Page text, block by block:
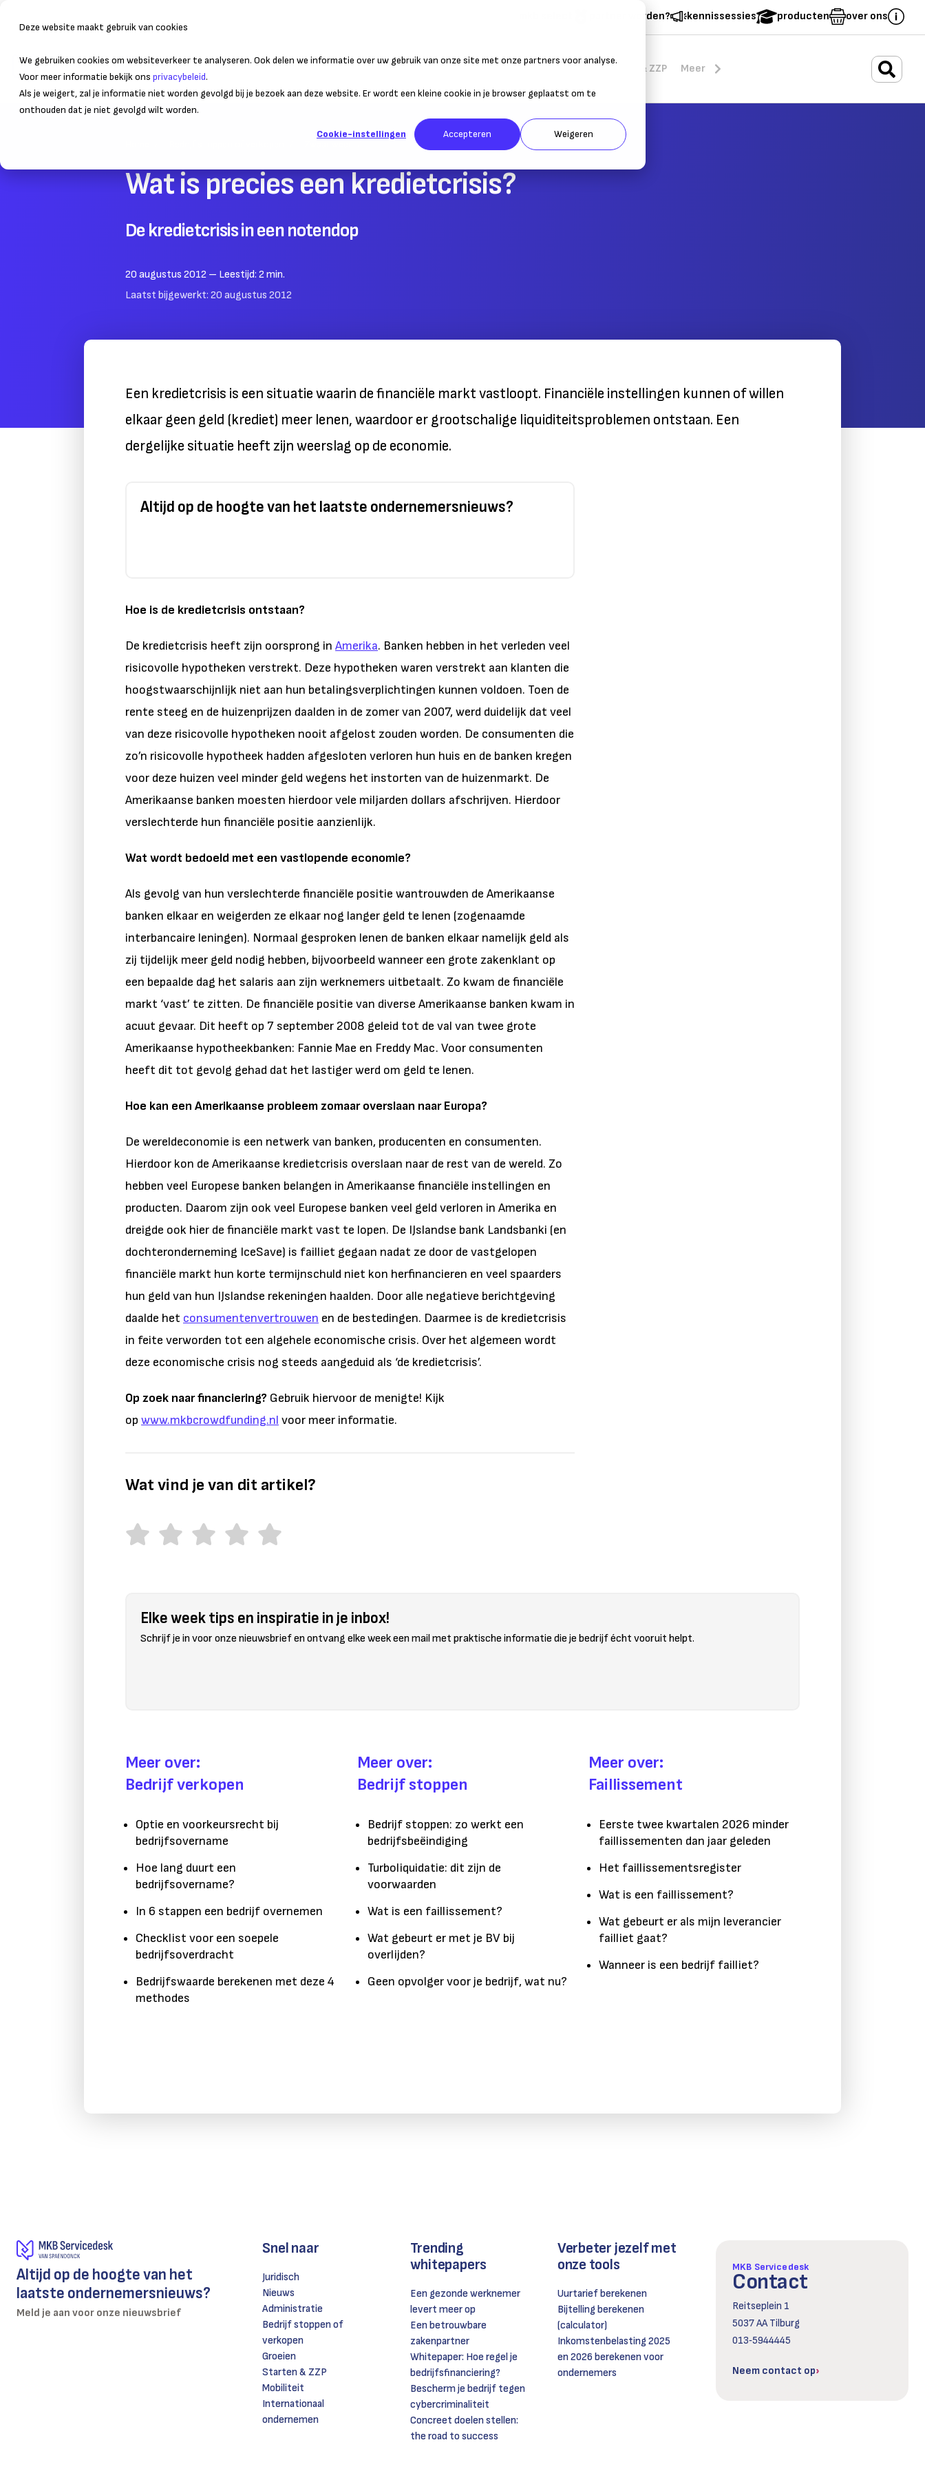
Deze website maakt gebruik van cookies
We gebruiken cookies om websiteverkeer te analyseren. Ook delen we informatie over uw gebruik van onze site met onze partners voor analyse.
Voor meer informatie bekijk ons privacybeleid.
Als je weigert, zal je informatie niet worden gevolgd bij je bezoek aan deze website. Er wordt een kleine cookie in je browser geplaatst om te
onthouden dat je niet gevolgd wilt worden.
Cookie-instellingen Accepteren Weigeren
partner worden? kennissessies producten over ons
Bedrijfsvoering Duurzaam ondernemen Starten & ZZP Meer
Wat is precies een kredietcrisis?
De kredietcrisis in een notendop
20 augustus 2012 – Leestijd: 2min.
Laatst bijgewerkt: 20 augustus 2012
Een kredietcrisis is een situatie waarin de financiële markt vastloopt. Financiële instellingen kunnen of willen
elkaar geen geld (krediet) meer lenen, waardoor er grootschalige liquiditeitsproblemen ontstaan. Een
dergelijke situatie heeft zijn weerslag op de economie.
Altijd op de hoogte van het laatste ondernemersnieuws?
Hoe is de kredietcrisis ontstaan?
De kredietcrisis heeft zijn oorsprong in Amerika. Banken hebben in het verleden veel
risicovolle hypotheken verstrekt. Deze hypotheken waren verstrekt aan klanten die
hoogstwaarschijnlijk niet aan hun betalingsverplichtingen kunnen voldoen. Toen de
rente steeg en de huizenprijzen daalden in de zomer van 2007, werd duidelijk dat veel
van deze risicovolle hypotheken nooit afgelost zouden worden. De consumenten die
zo’n risicovolle hypotheek hadden afgesloten verloren hun huis en de banken kregen
voor deze huizen veel minder geld wegens het instorten van de huizenmarkt. De
Amerikaanse banken moesten hierdoor vele miljarden dollars afschrijven. Hierdoor
verslechterde hun financiële positie aanzienlijk.
Wat wordt bedoeld met een vastlopende economie?
Als gevolg van hun verslechterde financiële positie wantrouwden de Amerikaanse
banken elkaar en weigerden ze elkaar nog langer geld te lenen (zogenaamde
interbancaire leningen). Normaal gesproken lenen de banken elkaar namelijk geld als
zij tijdelijk meer geld nodig hebben, bijvoorbeeld wanneer een grote zakenklant op
een bepaalde dag het salaris aan zijn werknemers uitbetaalt. Zo kwam de financiële
markt ‘vast’ te zitten. De financiële positie van diverse Amerikaanse banken kwam in
acuut gevaar. Dit heeft op 7 september 2008 geleid tot de val van twee grote
Amerikaanse hypotheekbanken: Fannie Mae en Freddy Mac. Voor consumenten
heeft dit tot gevolg gehad dat het lastiger werd om geld te lenen.
Hoe kan een Amerikaanse probleem zomaar overslaan naar Europa?
De wereldeconomie is een netwerk van banken, producenten en consumenten.
Hierdoor kon de Amerikaanse kredietcrisis overslaan naar de rest van de wereld. Zo
hebben veel Europese banken belangen in Amerikaanse financiële instellingen en
producten. Daarom zijn ook veel Europese banken veel geld verloren in Amerika en
dreigde ook hier de financiële markt vast te lopen. De IJslandse bank Landsbanki (en
dochteronderneming IceSave) is failliet gegaan nadat ze door de vastgelopen
financiële markt hun korte termijnschuld niet kon herfinancieren en veel spaarders
hun geld van hun IJslandse rekeningen haalden. Door alle negatieve berichtgeving
daalde het consumentenvertrouwen en de bestedingen. Daarmee is de kredietcrisis
in feite verworden tot een algehele economische crisis. Over het algemeen wordt
deze economische crisis nog steeds aangeduid als ‘de kredietcrisis’.
Op zoek naar financiering? Gebruik hiervoor de menigte! Kijk
op www.mkbcrowdfunding.nl voor meer informatie.
Wat vind je van dit artikel?
Elke week tips en inspiratie in je inbox!
Schrijf je in voor onze nieuwsbrief en ontvang elke week een mail met praktische informatie die je bedrijf écht vooruit helpt.
Meer over:
Bedrijf verkopen
Optie en voorkeursrecht bij
bedrijfsovername
Hoe lang duurt een
bedrijfsovername?
In 6 stappen een bedrijf overnemen
Checklist voor een soepele
bedrijfsoverdracht
Bedrijfswaarde berekenen met deze 4
methodes
Meer over:
Bedrijf stoppen
Bedrijf stoppen: zo werkt een
bedrijfsbeëindiging
Turboliquidatie: dit zijn de
voorwaarden
Wat is een faillissement?
Wat gebeurt er met je BV bij
overlijden?
Geen opvolger voor je bedrijf, wat nu?
Meer over:
Faillissement
Eerste twee kwartalen 2026 minder
faillissementen dan jaar geleden
Het faillissementsregister
Wat is een faillissement?
Wat gebeurt er als mijn leverancier
failliet gaat?
Wanneer is een bedrijf failliet?
Altijd op de hoogte van het
laatste ondernemersnieuws?
Meld je aan voor onze nieuwsbrief
Snel naar
Juridisch
Nieuws
Administratie
Bedrijf stoppen of
verkopen
Groeien
Starten & ZZP
Mobiliteit
Internationaal
ondernemen
Trending
whitepapers
Een gezonde werknemer
levert meer op
Een betrouwbare
zakenpartner
Whitepaper: Hoe regel je
bedrijfsfinanciering?
Bescherm je bedrijf tegen
cybercriminaliteit
Concreet doelen stellen:
the road to success
Verbeter jezelf met
onze tools
Uurtarief berekenen
Bijtelling berekenen
(calculator)
Inkomstenbelasting 2025
en 2026 berekenen voor
ondernemers
MKB Servicedesk
Contact
Reitseplein 1
5037 AA Tilburg
013‑5944445
Neem contact op